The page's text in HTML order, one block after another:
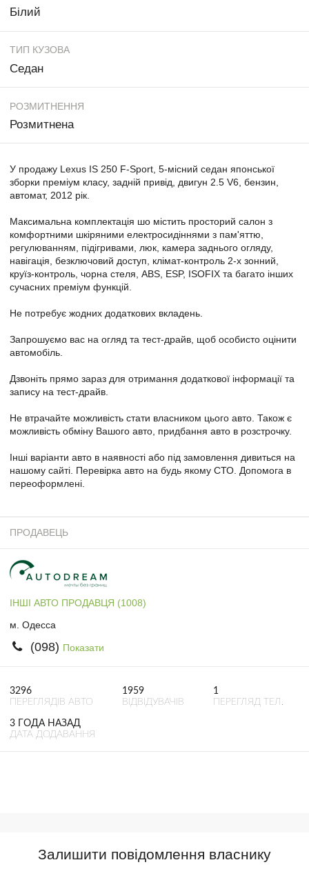
Білий
ТИП КУЗОВА
Седан
РОЗМИТНЕННЯ
Розмитнена
У продажу Lexus IS 250 F-Sport, 5-місний седан японської
зборки преміум класу, задній привід, двигун 2.5 V6, бензин,
автомат, 2012 рік.
Максимальна комплектація шо містить просторий салон з
комфортними шкіряними електросидіннями з пам'яттю,
регулюванням, підігривами, люк, камера заднього огляду,
навiгацiя, безключовий доступ, клімат-контроль 2-х зонний,
круїз-контроль, чорна стеля, ABS, ESP, ISOFIX та багато інших
сучасних преміум функцій.
Не потребує жодних додаткових вкладень.
Запрошуємо вас на огляд та тест-драйв, щоб особисто оцінити
автомобіль.
Дзвоніть прямо зараз для отримання додаткової інформації та
запису на тест-драйв.
Не втрачайте можливість стати власником цього авто. Також є
можливість обміну Вашого авто, придбання авто в розстрочку.
Інші варіанти авто в наявності або під замовлення дивиться на
нашому сайті. Перевірка авто на будь якому СТО. Допомога в
переоформлені.
ПРОДАВЕЦЬ
ІНШІ АВТО ПРОДАВЦЯ (1008)
м. Одесса
(098) Показати
3296
ПЕРЕГЛЯДІВ АВТО
1959
ВІДВІДУВАЧІВ
1
ПЕРЕГЛЯД ТЕЛ.
3 ГОДА НАЗАД
ДАТА ДОДАВАННЯ
Залишити повідомлення власнику